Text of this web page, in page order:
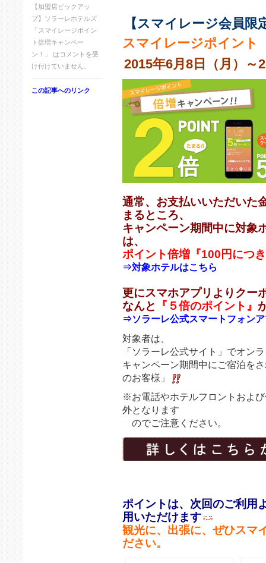
【加盟店ピックアッ
プ】ソラーレホテルズ
「スマイレージポイン
ト倍増キャンペー
ン！」 は コメントを受
け付けていません。
この記事へのリンク
【スマイレージ会員限
スマイレージポイント
2015年6月8日（月）～
通常、お支払いいただいた
まるところ、
キャンペーン期間中に対象
は、
ポイント倍増『100円につ
⇒対象ホテルはこちら
更にスマホアプリよりクー
なんと
『５倍のポイント』
⇒ソラーレ公式スマートフォン
対象者は、
「ソラーレ公式サイト」でオン
キャンペーン期間中にご宿泊を
のお客様」
※お電話やホテルフロントおよ
外となります
のでご注意ください。
ポイントは、次回のご利用
用いただけます
観光に、出張に、ぜひスマ
ださい。